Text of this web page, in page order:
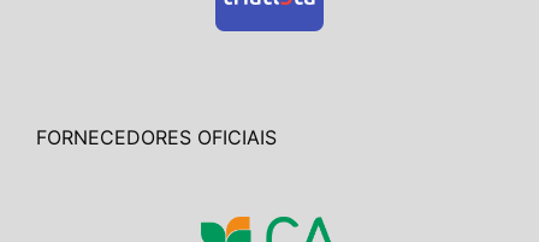
FORNECEDORES OFICIAIS